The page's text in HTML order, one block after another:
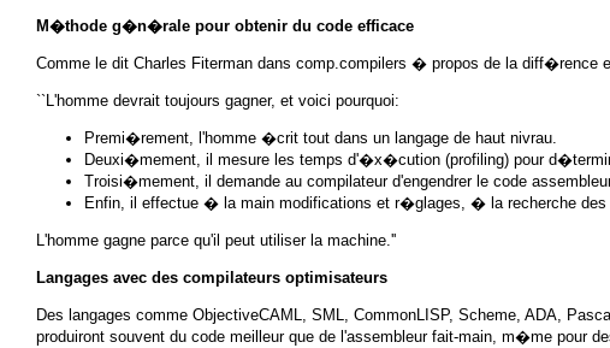
M�thode g�n�rale pour obtenir du code efficace
Comme le dit Charles Fiterman dans comp.compilers � propos de la diff�rence
``L'homme devrait toujours gagner, et voici pourquoi:
Premi�rement, l'homme �crit tout dans un langage de haut nivrau.
Deuxi�mement, il mesure les temps d'�x�cution (profiling) pour
Troisi�mement, il demande au compilateur d'engendrer le code
Enfin, il effectue � la main modifications et r�glages, � la recherche
L'homme gagne parce qu'il peut utiliser la machine.''
Langages avec des compilateurs optimisateurs
Des langages comme ObjectiveCAML, SML, CommonLISP, Scheme, ADA,
produiront souvent du code meilleur que de l'assembleur fait-main, m�me pour